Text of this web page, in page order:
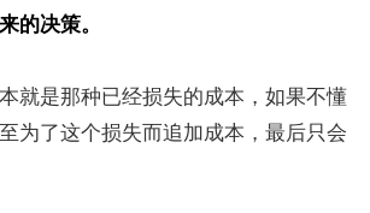
的决策。
就是那种已经损失的成本，如果不懂
为了这个损失而追加成本，最后只会